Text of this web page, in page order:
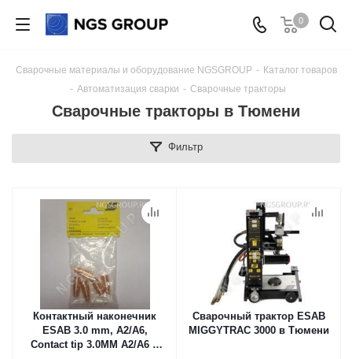
0
Сварочные материалы и оборудование NGSGROUP - Каталог товаров
- Автоматизация сварки - Сварочные тракторы
Сварочные тракторы в Тюмени
Фильтр
Контактный наконечник
ESAB 3.0 mm, A2/A6,
Contact tip 3.0MM A2/A6 в
Сварочный трактор ESAB
MIGGYTRAC 3000 в Тюмени